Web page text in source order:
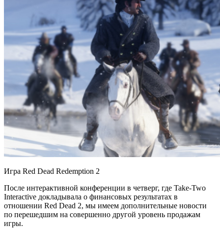
Игра Red Dead Redemption 2
После интерактивной конференции в четверг, где Take-Two
Interactive докладывала о финансовых результатах в
отношении Red Dead 2, мы имеем дополнительные новости
по перешедшим на совершенно другой уровень продажам
игры.